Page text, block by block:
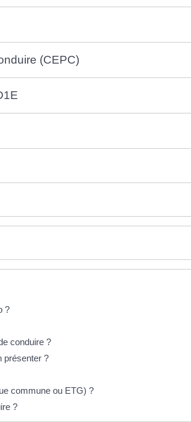
(CEPC)
?
conduire ?
présenter ?
commune ou ETG) ?
?